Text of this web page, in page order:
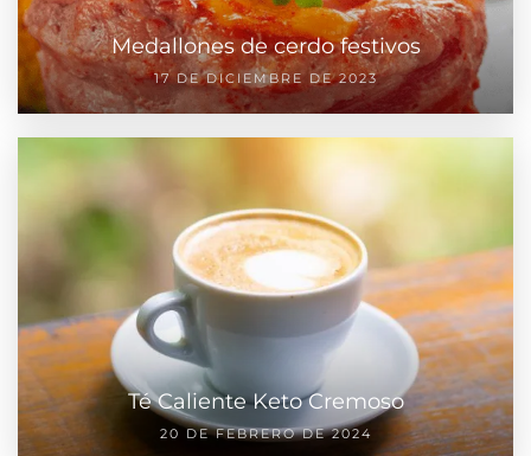
Medallones de cerdo festivos
17 DE DICIEMBRE DE 2023
Té Caliente Keto Cremoso
20 DE FEBRERO DE 2024